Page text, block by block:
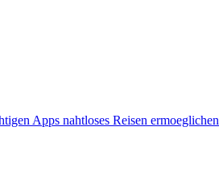
Apps nahtloses Reisen ermoeglichen